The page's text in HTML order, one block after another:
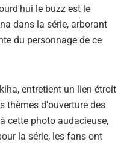
le buzz est le
dans la série, arborant
du personnage de ce
entretient un lien étroit
thèmes d'ouverture des
cette photo audacieuse,
la série, les fans ont